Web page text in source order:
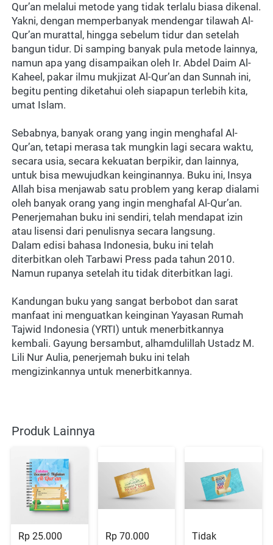
Qur’an melalui metode yang tidak terlalu biasa dikenal.
Yakni, dengan memperbanyak mendengar tilawah Al-
Qur’an murattal, hingga sebelum tidur dan setelah
bangun tidur. Di samping banyak pula metode lainnya,
namun apa yang disampaikan oleh Ir. Abdel Daim Al-
Kaheel, pakar ilmu mukjizat Al-Qur’an dan Sunnah ini,
begitu penting diketahui oleh siapapun terlebih kita,
umat Islam.
Sebabnya, banyak orang yang ingin menghafal Al-
Qur’an, tetapi merasa tak mungkin lagi secara waktu,
secara usia, secara kekuatan berpikir, dan lainnya,
untuk bisa mewujudkan keinginannya. Buku ini, Insya
Allah bisa menjawab satu problem yang kerap dialami
oleh banyak orang yang ingin menghafal Al-Qur’an.
Penerjemahan buku ini sendiri, telah mendapat izin
atau lisensi dari penulisnya secara langsung.
Dalam edisi bahasa Indonesia, buku ini telah
diterbitkan oleh Tarbawi Press pada tahun 2010.
Namun rupanya setelah itu tidak diterbitkan lagi.
Kandungan buku yang sangat berbobot dan sarat
manfaat ini menguatkan keinginan Yayasan Rumah
Tajwid Indonesia (YRTI) untuk menerbitkannya
kembali. Gayung bersambut, alhamdulillah Ustadz M.
Lili Nur Aulia, penerjemah buku ini telah
mengizinkannya untuk menerbitkannya.
Produk Lainnya
Rp 25.000 Rp 70.000
Tidak